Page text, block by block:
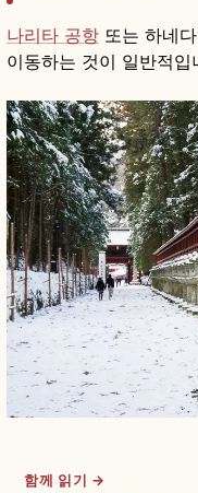
나리타 공항 또는 하네
이동하는 것이 일반적입
함께 읽기 →